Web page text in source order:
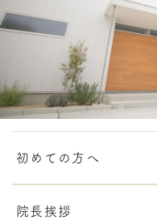
初めての方へ
院長挨拶